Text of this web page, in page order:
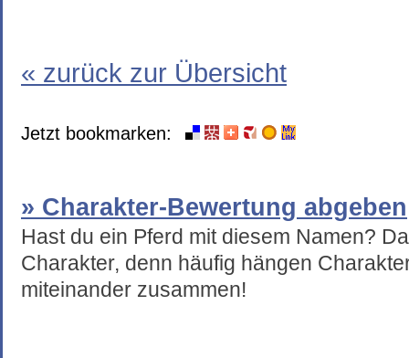
« zurück zur Übersicht
Jetzt bookmarken:
» Charakter-Bewertung abgeben
Hast du ein Pferd mit diesem Namen?
Charakter, denn häufig hängen
miteinander zusammen!